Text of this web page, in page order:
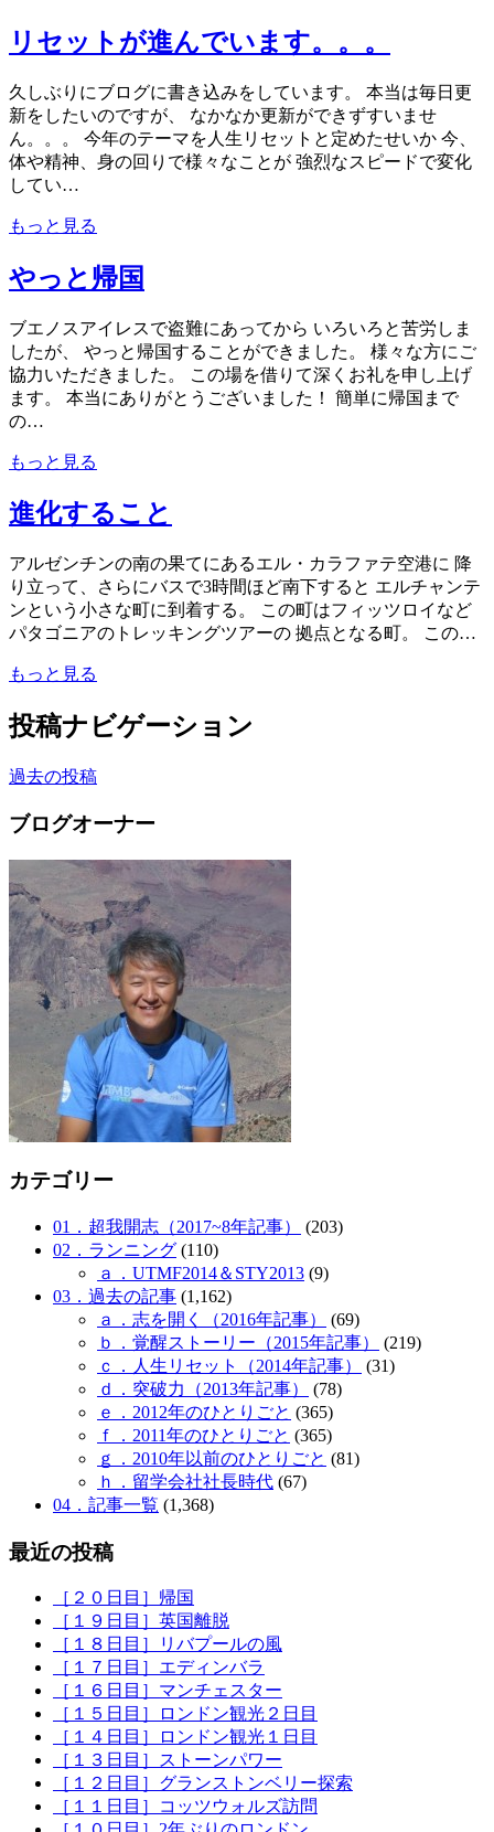
リセットが進んでいます。。。
久しぶりにブログに書き込みをしています。 本当は毎日更
新をしたいのですが、 なかなか更新ができずすいませ
ん。。。 今年のテーマを人生リセットと定めたせいか 今、
体や精神、身の回りで様々なことが 強烈なスピードで変化
してい…
もっと見る
やっと帰国
ブエノスアイレスで盗難にあってから いろいろと苦労しま
したが、 やっと帰国することができました。 様々な方にご
協力いただきました。 この場を借りて深くお礼を申し上げ
ます。 本当にありがとうございました！ 簡単に帰国まで
の…
もっと見る
進化すること
アルゼンチンの南の果てにあるエル・カラファテ空港に 降
り立って、さらにバスで3時間ほど南下すると エルチャンテ
ンという小さな町に到着する。 この町はフィッツロイなど
パタゴニアのトレッキングツアーの 拠点となる町。 この…
もっと見る
投稿ナビゲーション
過去の投稿
ブログオーナー
カテゴリー
01．超我開志（2017~8年記事）
(203)
02．ランニング (110)
ａ．UTMF2014＆STY2013 (9)
03．過去の記事 (1,162)
ａ．志を開く（2016年記事）
(69)
ｂ．覚醒ストーリー（2015年記事）
(219)
ｃ．人生リセット（2014年記事）
(31)
ｄ．突破力（2013年記事）
(78)
ｅ．2012年のひとりごと (365)
ｆ．2011年のひとりごと (365)
ｇ．2010年以前のひとりごと (81)
ｈ．留学会社社長時代 (67)
04．記事一覧 (1,368)
最近の投稿
［２０日目］帰国
［１９日目］英国離脱
［１８日目］リバプールの風
［１７日目］エディンバラ
［１６日目］マンチェスター
［１５日目］ロンドン観光２日目
［１４日目］ロンドン観光１日目
［１３日目］ストーンパワー
［１２日目］グランストンベリー探索
［１１日目］コッツウォルズ訪問